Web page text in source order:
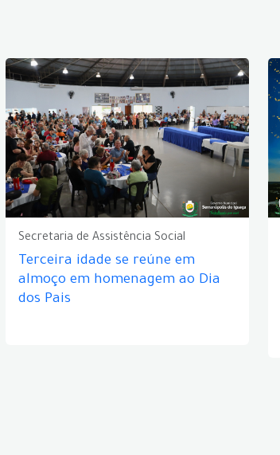
Secretaria de Assistência Social
Terceira idade se reúne em
almoço em homenagem ao Dia
dos Pais